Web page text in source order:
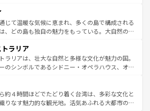
費無料で観光を楽しむこともできる。 なお、新
ス情報はコンテンツ一覧 を参照してほしい。
巨大都市は、観光、ショッピング、エンターテイ
が詰まった刺激的なスポットだ。一方、アメリカ
大自然が広がり、グランドキャニオンやイエロー
ーオーリンズでは、音楽と美食が融合した独特の
力。旅行者はアメリカの各地域で異なる魅力を楽
ら、その多様性と豊かな歴史を感じることができ
沢な旅のスタイルだ。 なお、新着のアメリカ
コンテンツ一覧を参照してほしい。
じて温暖な気候に恵まれ、多くの島で構成される
、どの島も独自の魅力をもっている。大自然の神
見逃せない。また、定番の観光地といえばオアフ
静かな自然を求めるならマウイ島やカウアイ島が
。エメラルドグリーンに輝く海をはじめ、豊かな
てなしの心で訪れる人々を迎えてくれるハワイの
いしいローカルフードやハワイアンミュージッ
的なフラダンスなど、すべてがハワイの魅力を彩
ラリア
ラリアは、壮大な自然と多様な文化が魅力の国。
のシンボルであるシドニー・オペラハウス、オー
フや大陸中央部にそびえるウルル（エアーズロッ
スマニアの美しい原生林やケアンズの熱帯雨林な
ころがたくさん。また、カフェやワイン、オージ
約４時間ほどでたどり着く台湾は、多彩な文化と
りなす魅力的な観光地。活気あふれる大都市の台